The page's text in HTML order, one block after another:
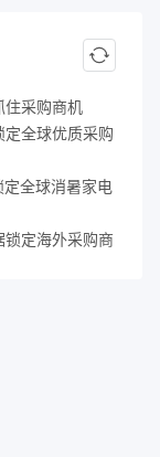
住采购商机
全球优质采购
全球消暑家电
锁定海外采购商